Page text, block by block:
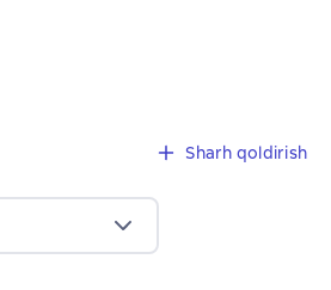
Sharh qoldirish